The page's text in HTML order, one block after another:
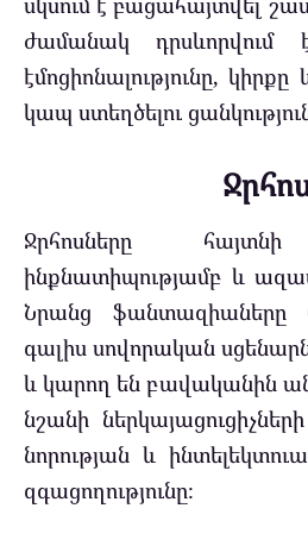
ժամանակ
էմոցիոնալությունը,
կապ ստեղծելու
Ջրհոսները
ինքնատիպությամբ և
Նրանց ֆանտազիաները
գալիս սովորական
և կարող են բավականին
նշանի
նորության և
զգացողությունը։